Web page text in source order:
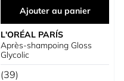
Ajouter au panier
L'ORÉAL PARÍS
Après-shampoing Gloss
Glycolic
(39)